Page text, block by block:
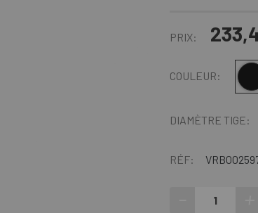
PRIX:
COULEUR: Multi
DIAMÈTRE TIGE:
RÉF: